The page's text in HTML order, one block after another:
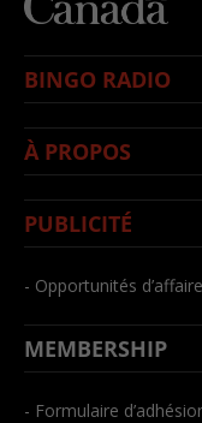
BINGO RADIO
À PROPOS
PUBLICITÉ
- Opportunités
MEMBERSHIP
- Formulaire